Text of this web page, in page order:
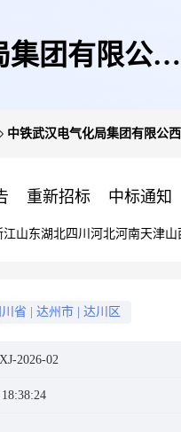
集团有限公西
钢材)
中铁武汉电气化局集团有限公
重新招标 中标通知
江山东湖北四川 河北河南天津山
川省 达州市 达川区
2026-02